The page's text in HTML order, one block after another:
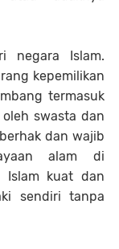
negara Islam.
kepemilikan
termasuk
swasta dan
dan wajib
alam di
Islam kuat dan
sendiri tanpa